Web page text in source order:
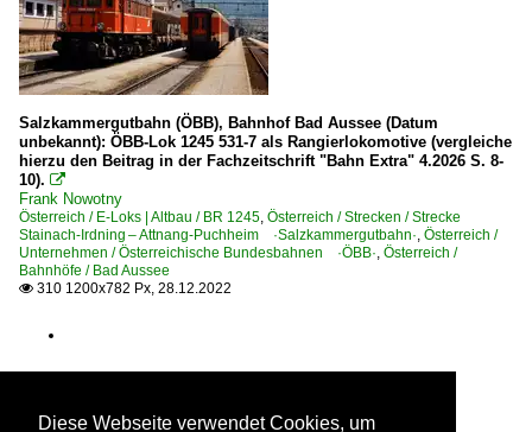
Salzkammergutbahn (ÖBB), Bahnhof Bad Aussee (Datum
unbekannt): ÖBB-Lok 1245 531-7 als Rangierlokomotive (vergleiche
hierzu den Beitrag in der Fachzeitschrift "Bahn Extra" 4.2026 S. 8-
10). 
Frank Nowotny
Österreich / E-Loks | Altbau / BR 1245, Österreich / Strecken / Strecke
Stainach-Irdning – Attnang-Puchheim ·Salzkammergutbahn·, Österreich /
Unternehmen / Österreichische Bundesbahnen ·ÖBB·, Österreich /
Bahnhöfe / Bad Aussee
 310 1200x782 Px, 28.12.2022
Diese Webseite verwendet Cookies, um